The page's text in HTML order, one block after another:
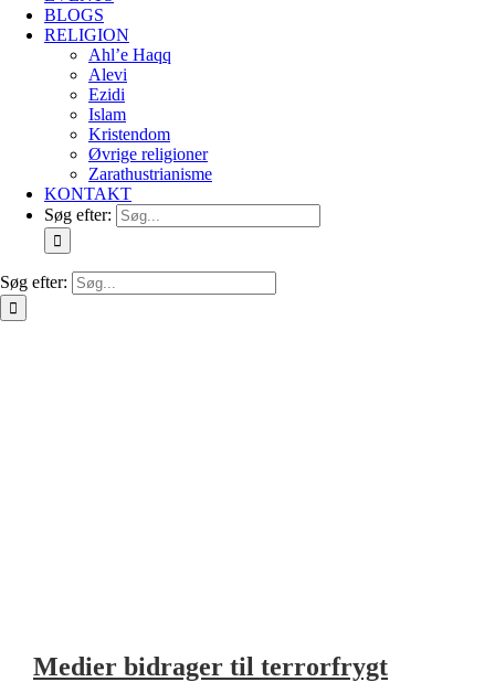
BLOGS
RELIGION
Ahl’e Haqq
Alevi
Ezidi
Islam
Kristendom
Øvrige religioner
Zarathustrianisme
KONTAKT
Søg efter:
Søg efter:
Medier bidrager til terrorfrygt